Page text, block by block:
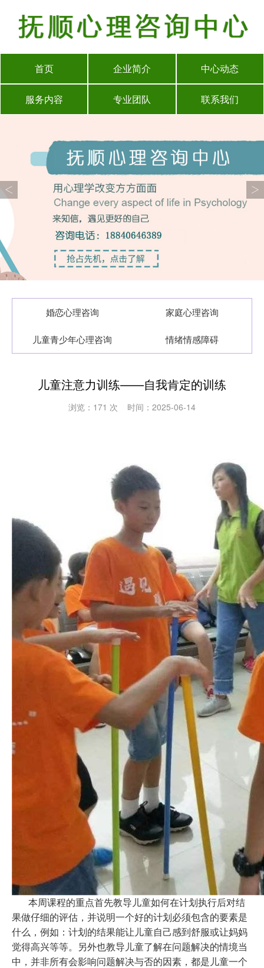
首页 企业简介 中心动态
服务内容 专业团队 联系我们
婚恋心理咨询 家庭心理咨询
儿童青少年心理咨询 情绪情感障碍
儿童注意力训练——自我肯定的训练
浏览： 171 次 时间：2025-06-14
本周课程的重点首先教导儿童如何在计划执行后对结
果做仔细的评估，并说明一个好的计划必须包含的要素是
什么，例如：计划的结果能让儿童自己感到舒服或让妈妈
觉得高兴等等。另外也教导儿童了解在问题解决的情境当
中，并非所有会影响问题解决与否的因素，都是儿童一个